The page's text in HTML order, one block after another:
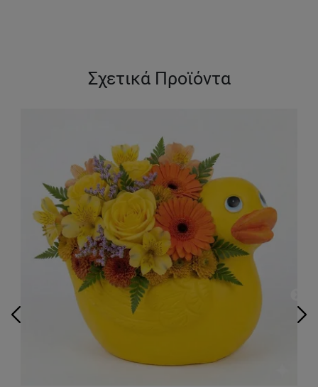
Σχετικά Προϊόντα